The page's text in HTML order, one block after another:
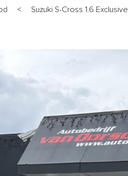
< Suzuki S-Cross 1.6 Exclusive